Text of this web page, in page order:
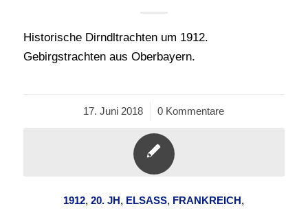
Historische Dirndltrachten um 1912.
Gebirgstrachten aus Oberbayern.
17. Juni 2018
/ 0 Kommentare
1912,20. JH, ELSASS, FRANKREICH,